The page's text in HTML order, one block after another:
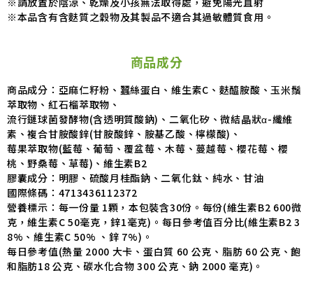
※本品含有含麩質之穀物及其製品不適合其過敏體質食用。
商品成分
商品成分： 亞麻仁籽粉、蠶絲蛋白、維生素C、麩醯胺酸、玉米鬚
萃取物、紅石榴萃取物 、
流行鏈球菌發酵物(含透明質酸鈉)、二氧化矽、微結晶狀α-纖維
素、複合甘胺酸鋅(甘胺酸鋅、胺基乙酸、檸檬酸)、
莓果萃取物(藍莓、葡萄、覆盆莓、木莓、蔓越莓、櫻花莓、櫻
桃、野桑莓、草莓)、 維生素B2
膠囊成分：明膠、硫酸月桂酯鈉、二氧化鈦、純水、甘油
國際條碼： 4713436112372
營養標示： 每一份量 1顆，本包裝含30份。每份(維生素B2 600微
克，維生素C 50毫克，鋅1毫克)。每日參考值百分比(維生素B2 3
8%、維生素C 50% 、鋅 7%)。
每日參考值(熱量 2000 大卡、蛋白質 60 公克、脂肪 60 公克、飽
和脂肪18 公克、碳水化合物 300 公克、鈉 2000 毫克)。